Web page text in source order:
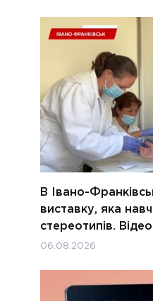
В Івано-
виставку, яка
стереотипів. Відео
06.08.2026